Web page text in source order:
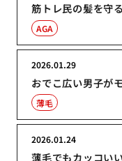
筋トレ民の髪を守
AGA
おでこ広い男子が
2026.01.29
薄毛
薄毛でもカッコい
2026.01.24